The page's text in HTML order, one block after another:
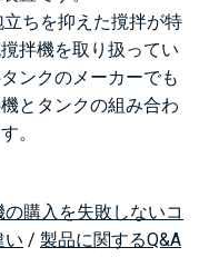
立ちを抑えた撹拌が特
拌機を取り扱ってい
ンクのメーカーでも
とタンクの組み合わ
。
の購入を失敗しないコ
い / 製品に関するQ&A